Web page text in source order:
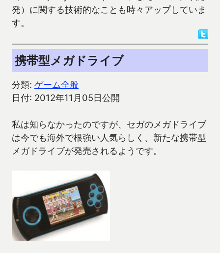
発）に関する技術的なことも時々アップしていま
す。
携帯型メガドライブ
分類: ゲーム全般
日付: 2012年11月05日公開
私は知らなかったのですが、セガのメガドライブ
は今でも海外で根強い人気らしく、新たな携帯型
メガドライブが発売されるようです。